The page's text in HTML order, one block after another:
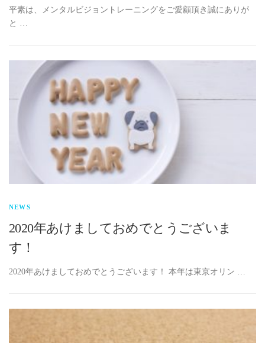
平素は、メンタルビジョントレーニングをご愛顧頂き誠にありが
と …
NEWS
2020年あけましておめでとうございま
す！
2020年あけましておめでとうございます！ 本年は東京オリン …